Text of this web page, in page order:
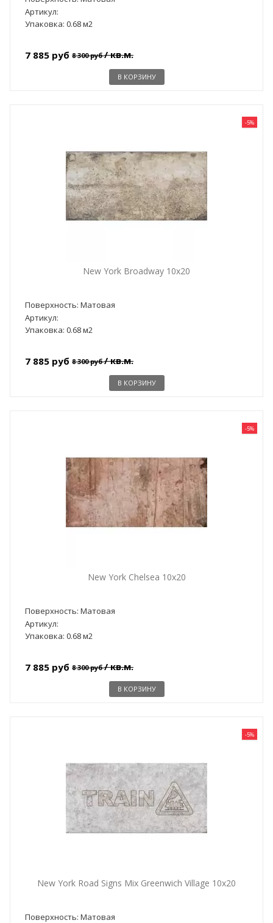
Артикул:
Упаковка: 0.68 м2
7 885 руб 8 300 руб/ кв.м.
В КОРЗИНУ
-5%
New York Broadway 10x20
Поверхность: Матовая
Артикул:
Упаковка: 0.68 м2
7 885 руб 8 300 руб/ кв.м.
В КОРЗИНУ
-5%
New York Chelsea 10x20
Поверхность: Матовая
Артикул:
Упаковка: 0.68 м2
7 885 руб 8 300 руб/ кв.м.
В КОРЗИНУ
-5%
New York Road Signs Mix Greenwich Village 10x20
Поверхность: Матовая